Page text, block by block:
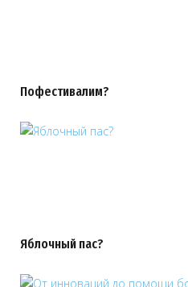
Пофестивалим?
Яблочный пас?